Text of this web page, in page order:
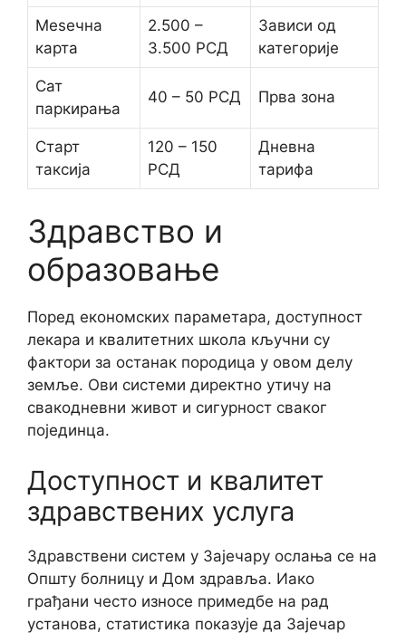
Мeseчна
карта
2.500 –
3.500 РСД
Зависи од
категорије
Сат
паркирања
40 – 50 РСД Прва зона
Старт
таксија
120 – 150
РСД
Дневна
тарифа
Здравство и
образовање
Поред економских параметара, доступност
лекара и квалитетних школа кључни су
фактори за останак породица у овом делу
земље. Ови системи директно утичу на
свакодневни живот и сигурност сваког
појединца.
Доступност и квалитет
здравствених услуга
Здравствени систем у Зајечару ослања се на
Општу болницу и Дом здравља. Иако
грађани често износе примедбе на рад
установа, статистика показује да Зајечар